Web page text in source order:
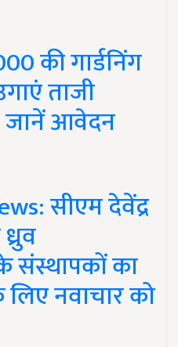
की गार्डनिंग
ताजी
जानें आवेदन
सीएम देवेंद्र
संस्थापकों का
नवाचार को